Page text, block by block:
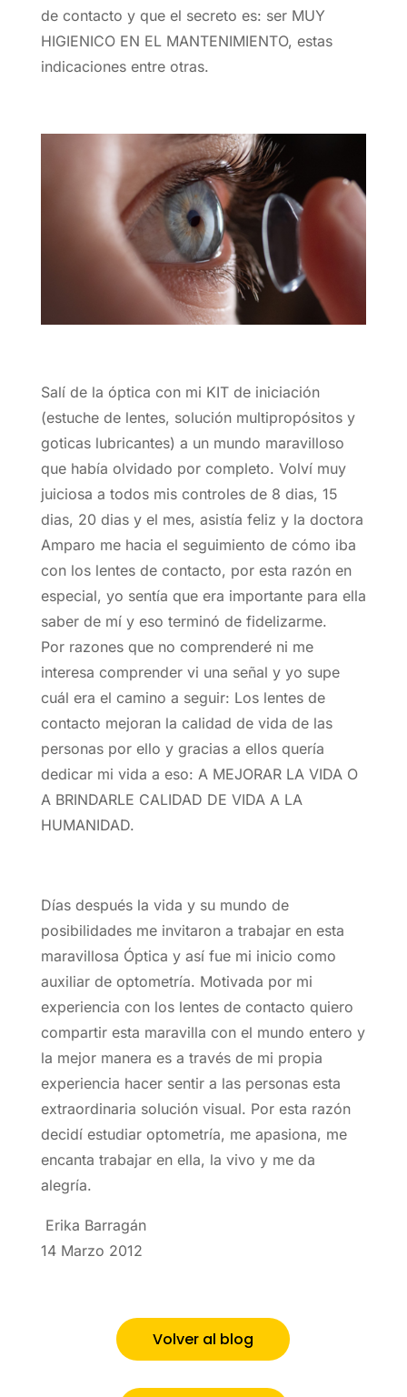
de contacto y que el secreto es: ser MUY
HIGIENICO EN EL MANTENIMIENTO, estas
indicaciones entre otras.
Salí de la óptica con mi KIT de iniciación
(estuche de lentes, solución multipropósitos y
goticas lubricantes) a un mundo maravilloso
que había olvidado por completo. Volví muy
juiciosa a todos mis controles de 8 dias, 15
dias, 20 dias y el mes, asistía feliz y la doctora
Amparo me hacia el seguimiento de cómo iba
con los lentes de contacto, por esta razón en
especial, yo sentía que era importante para ella
saber de mí y eso terminó de fidelizarme.
Por razones que no comprenderé ni me
interesa comprender vi una señal y yo supe
cuál era el camino a seguir: Los lentes de
contacto mejoran la calidad de vida de las
personas por ello y gracias a ellos quería
dedicar mi vida a eso: A MEJORAR LA VIDA O
A BRINDARLE CALIDAD DE VIDA A LA
HUMANIDAD.
Días después la vida y su mundo de
posibilidades me invitaron a trabajar en esta
maravillosa Óptica y así fue mi inicio como
auxiliar de optometría. Motivada por mi
experiencia con los lentes de contacto quiero
compartir esta maravilla con el mundo entero y
la mejor manera es a través de mi propia
experiencia hacer sentir a las personas esta
extraordinaria solución visual. Por esta razón
decidí estudiar optometría, me apasiona, me
encanta trabajar en ella, la vivo y me da
alegría.
Erika Barragán
14 Marzo 2012
Volver al blog